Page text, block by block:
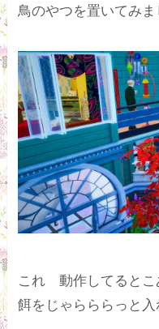
鳥のやつを置いてみま
これ 動作してるとこ
餌をじゃらららっと入